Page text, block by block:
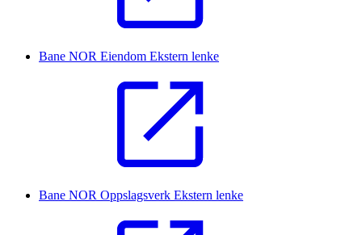
Bane NOR Eiendom Ekstern lenke
Bane NOR Oppslagsverk Ekstern lenke